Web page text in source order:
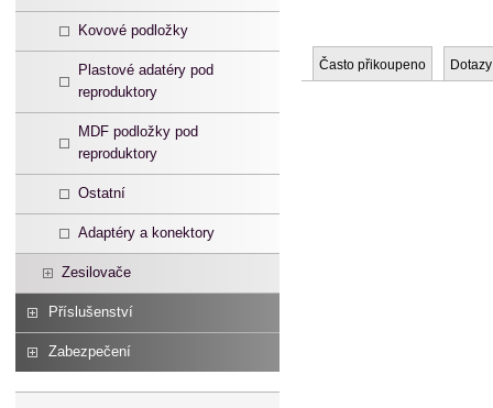
Kovové podložky
Plastové adatéry pod
reproduktory
MDF podložky pod
reproduktory
Ostatní
Adaptéry a konektory
Zesilovače
Příslušenství
Zabezpečení
Často přikoupeno